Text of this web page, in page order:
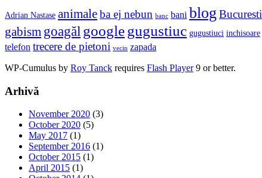
Adrian Nastase animaleba ej nebun banc bani blog Bucuresti
gabism goagăl googlegugustiuc gugustiuci inchisoare
telefon trecere de pietoni vecin zapada
WP-Cumulus by Roy Tanck requires Flash Player9 or better.
Arhivă
November 2020 (3)
October 2020 (5)
May 2017 (1)
September 2016 (1)
October 2015 (1)
April 2015 (1)